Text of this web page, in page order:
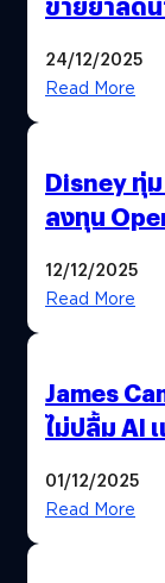
24/12/2025
Read More
Disney ทุ่
ลงทุน
12/12/2025
Read More
James
ไม่ปลื้ม AI
01/12/2025
Read More